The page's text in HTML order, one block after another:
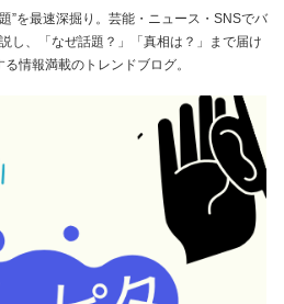
”を最速深掘り。芸能・ニュース・SNSでバ
し、「なぜ話題？」「真相は？」まで届け
情報満載のトレンドブログ。